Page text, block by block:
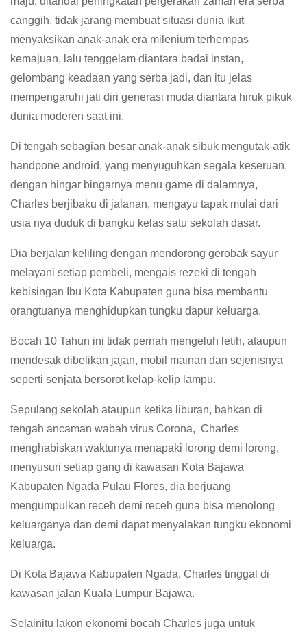
canggih, tidak jarang membuat situasi dunia ikut
menyaksikan anak-anak era milenium terhempas
kemajuan, lalu tenggelam diantara badai instan,
gelombang keadaan yang serba jadi, dan itu jelas
mempengaruhi jati diri generasi muda diantara hiruk pikuk
dunia moderen saat ini.
Di tengah sebagian besar anak-anak sibuk mengutak-atik
handpone android, yang menyuguhkan segala keseruan,
dengan hingar bingarnya menu game di dalamnya,
Charles berjibaku di jalanan, mengayu tapak mulai dari
usia nya duduk di bangku kelas satu sekolah dasar.
Dia berjalan keliling dengan mendorong gerobak sayur
melayani setiap pembeli, mengais rezeki di tengah
kebisingan Ibu Kota Kabupaten guna bisa membantu
orangtuanya menghidupkan tungku dapur keluarga.
Bocah 10 Tahun ini tidak pernah mengeluh letih, ataupun
mendesak dibelikan jajan, mobil mainan dan sejenisnya
seperti senjata bersorot kelap-kelip lampu.
Sepulang sekolah ataupun ketika liburan, bahkan di
tengah ancaman wabah virus Corona, Charles
menghabiskan waktunya menapaki lorong demi lorong,
menyusuri setiap gang di kawasan Kota Bajawa
Kabupaten Ngada Pulau Flores, dia berjuang
mengumpulkan receh demi receh guna bisa menolong
keluarganya dan demi dapat menyalakan tungku ekonomi
keluarga.
Di Kota Bajawa Kabupaten Ngada, Charles tinggal di
kawasan jalan Kuala Lumpur Bajawa.
Selainitu lakon ekonomi bocah Charles juga untuk